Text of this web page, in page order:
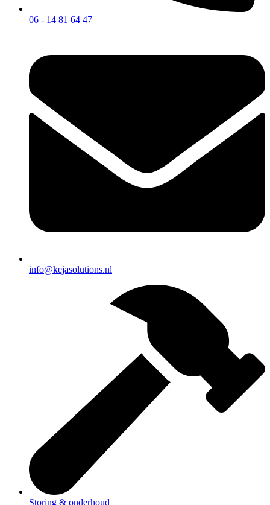
06 - 14 81 64 47
info@kejasolutions.nl
Storing & onderhoud